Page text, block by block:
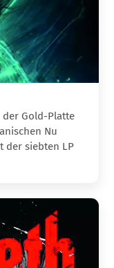
der Gold-Platte
Nu
der siebten LP